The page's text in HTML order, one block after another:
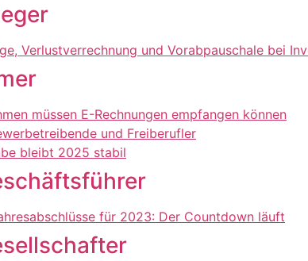
Verlustverrechnung und Vorabpauschale bei
müssen E-Rechnungen empfangen können
und Freiberufler
bleibt 2025 stabil
für 2023: Der Countdown läuft